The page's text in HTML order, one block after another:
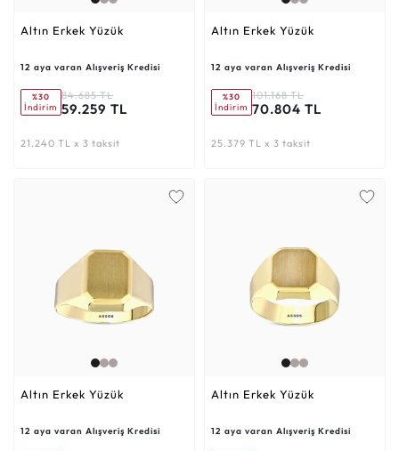
Altın Erkek Yüzük
12 aya varan Alışveriş Kredisi
%30
İndirim
84.685 TL
59.259 TL
21.240 TL x 3 taksit
Altın Erkek Yüzük
12 aya varan Alışveriş Kredisi
%30
İndirim
101.168 TL
70.804 TL
25.379 TL x 3 taksit
Altın Erkek Yüzük
12 aya varan Alışveriş Kredisi
Altın Erkek Yüzük
12 aya varan Alışveriş Kredisi